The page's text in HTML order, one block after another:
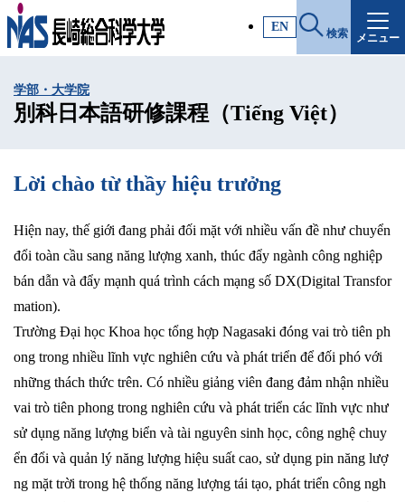
EN 検索 メニュー
施設・アクセス
入試情報
各種証明書
一般・社会人の方
企業の方
卒業生の方
学部・大学院
別科日本語研修課程（Tiếng Việt）
Lời chào từ thầy hiệu trưởng
Hiện nay, thế giới đang phải đối mặt với nhiều vấn đề như chuyển
đổi toàn cầu sang năng lượng xanh, thúc đẩy ngành công nghiệp
bán dẫn và đẩy mạnh quá trình cách mạng số DX(Digital Transfor
mation).
Trường Đại học Khoa học tổng hợp Nagasaki đóng vai trò tiên ph
ong trong nhiều lĩnh vực nghiên cứu và phát triển để đối phó với
những thách thức trên. Có nhiều giảng viên đang đảm nhận nhiều
vai trò tiên phong trong nghiên cứu và phát triển các lĩnh vực như
sử dụng năng lượng biển và tài nguyên sinh học, công nghệ chuy
ển đổi và quản lý năng lượng hiệu suất cao, sử dụng pin năng lượ
ng mặt trời trong hệ thống năng lượng tái tạo, phát triển công ngh